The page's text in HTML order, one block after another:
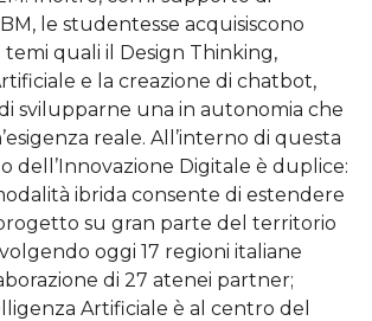
le studentesse acquisiscono
temi quali il Design Thinking,
e la creazione di chatbot,
svilupparne una in autonomia che
reale. All’interno di questa
dell’Innovazione Digitale è duplice:
ibrida consente di estendere
su gran parte del territorio
oggi 17 regioni italiane
di 27 atenei partner;
Artificiale è al centro del